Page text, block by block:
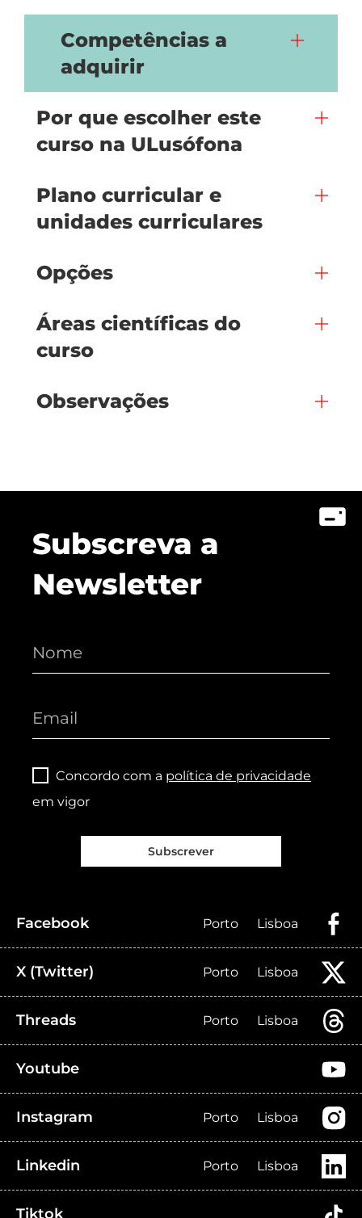
Competências a
adquirir
Por que escolher este
curso na ULusófona
Plano curricular e
unidades curriculares
Opções
Áreas científicas do
curso
Observações
Subscreva a
Newsletter
Concordo com a política de privacidade
em vigor
Subscrever
Facebook Porto Lisboa
X (Twitter) Porto Lisboa
Threads Porto Lisboa
Youtube
Instagram Porto Lisboa
Linkedin Porto Lisboa
Tiktok